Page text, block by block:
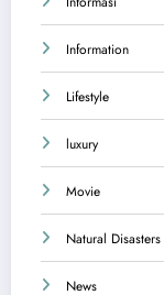
Information
Lifestyle
luxury
Movie
Natural Disasters
News